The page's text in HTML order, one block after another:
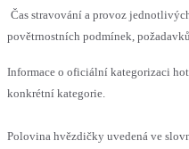
Čas stravování a provoz
povětrnostních podmínek,
Informace o oficiální kategorizaci
konkrétní kategorie.
Polovina hvězdičky uvedená ve